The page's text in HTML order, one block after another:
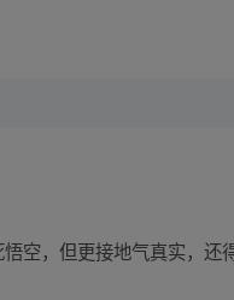
空，但更接地气真实，还